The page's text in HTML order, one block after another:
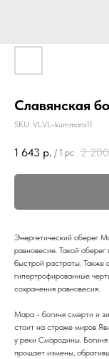
Славянская
SKU: VLVL-kummara11
1 643 р. / 1 pc 2 200
Энергетический оберег
равновесие. Такой
быстрой растраты. Также
гипертрофированные
сохранения равновесия.
Мара - богиня смерти и
стоит на страже миров
у реки Смородины.
прощает измены,